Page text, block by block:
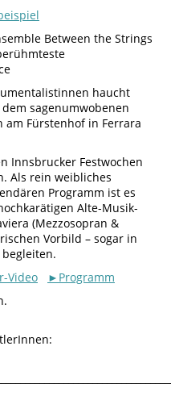
Between the Strings
haucht
sagenumwobenen
am Fürstenhof in Ferrara
Innsbrucker Festwochen
Als rein weibliches
Programm ist es
Alte-Musik-
(Mezzosopran &
Vorbild – sogar in
Video
►Programm